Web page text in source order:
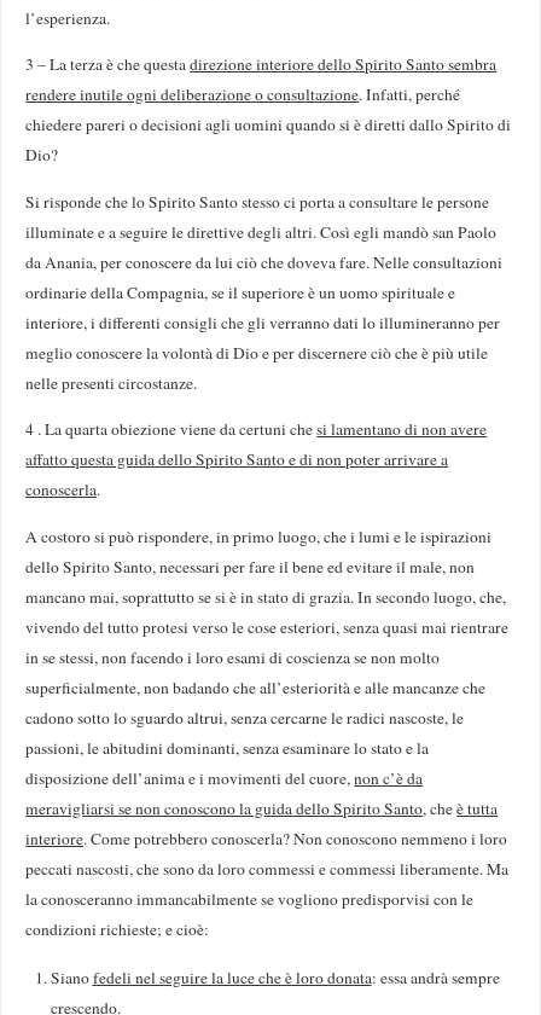
l’esperienza.
3 – La terza è che questadirezione interiore dello Spirito Santo sembra
rendere inutile ogni deliberazione o consultazione. Infatti, perché
chiedere pareri o decisioni agli uomini quando si è diretti dallo Spirito di
Dio?
Si risponde che lo Spirito Santo stesso ci porta a consultare le persone
illuminate e a seguire le direttive degli altri. Così egli mandò san Paolo
da Anania, per conoscere da lui ciò che doveva fare. Nelle consulta­zioni
ordinarie della Compagnia, se il superiore è un uomo spirituale e
interiore, i differenti consigli che gli verranno dati lo illumineranno per
meglio conoscere la volontà di Dio e per discernere ciò che è più utile
nelle presenti circostanze.
4 . La quarta obiezione viene da certuni chesi lamentano di non avere
affatto questa guida dello Spirito Santo e di non poter arrivare a
conoscerla.
A costoro si può rispondere, in primo luogo, che i lumi e le ispirazioni
dello Spirito Santo, necessari per fare il bene ed evitare il male, non
mancano mai, soprattutto se si è in stato di grazia. In secondo luogo, che,
vivendo del tutto protesi verso le cose esteriori, senza quasi mai rien­trare
in se stessi, non facendo i loro esami di coscienza se non molto
superficialmente, non badando che all’esterio­rità e alle mancanze che
cadono sotto lo sguardo altrui, senza cercarne le radici nascoste, le
passioni, le abitudini dominanti, senza esaminare lo stato e la
disposizione del­l’anima e i movimenti del cuore,non c’è da
meravigliarsi se non conoscono la guida dello Spirito Santo, cheè tutta
interiore. Come potrebbero conoscerla? Non conoscono nemmeno i loro
peccati nascosti, che sono da loro com­messi e commessi liberamente. Ma
la conosceranno immancabilmente se vogliono predisporvisi con le
condizioni richieste; e cioè:
Sianofedeli nel seguire la luce che è loro donata: essa andrà sempre
crescendo.